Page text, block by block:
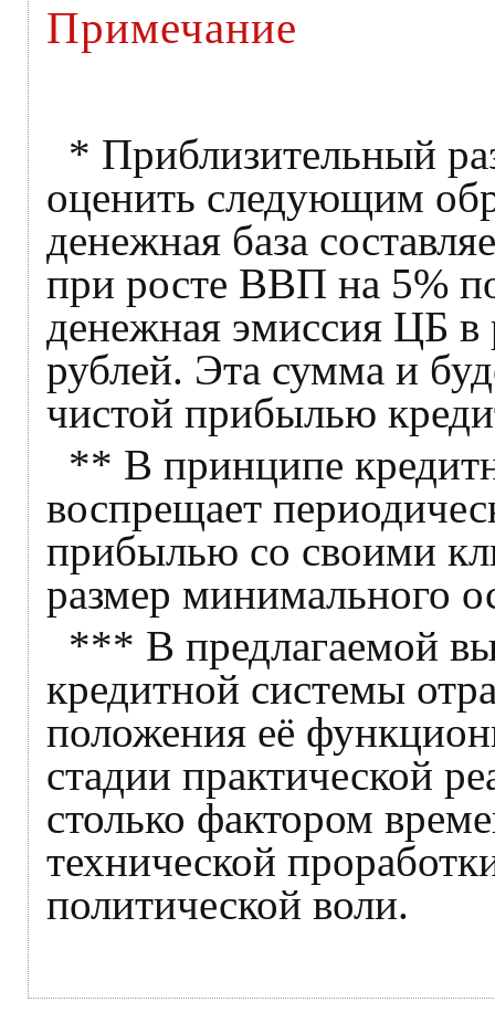
Примечание
* Приблизительный
оценить следующим
денежная база
при росте ВВП на 5%
денежная эмиссия ЦБ в
рублей. Эта сумма и
чистой прибылью
** В принципе
воспрещает
прибылью со своими
размер минимального
*** В предлагаемой
кредитной системы
положения её
стадии практической
столько фактором
технической
политической воли.